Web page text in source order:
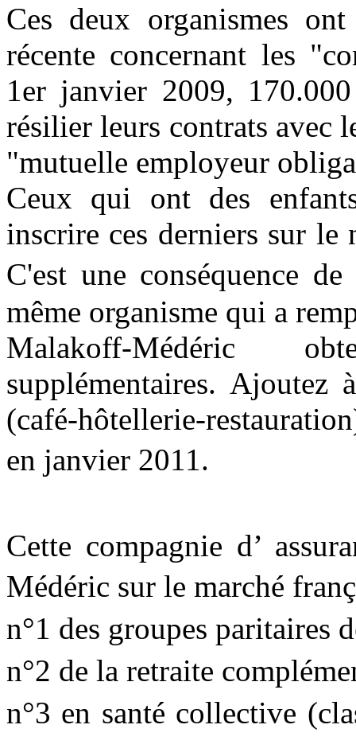
Ces deux organismes
récente concernant les
1er janvier 2009,
résilier leurs contrats avec
"mutuelle employeur
Ceux qui ont des
inscrire ces derniers sur le
C'est une conséquence
même organisme qui a
Malakoff-Médéric
supplémentaires. Ajoutez
(café-hôtellerie-
en janvier 2011.
Cette compagnie d’
Médéric sur le marché
n°1 des groupes
n°2 de la retraite
n°3 en santé collective